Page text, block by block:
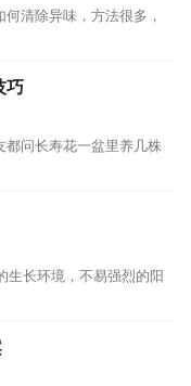
清除异味，方法很多，
巧
都问长寿花一盆里养几株
生长环境，不易强烈的阳